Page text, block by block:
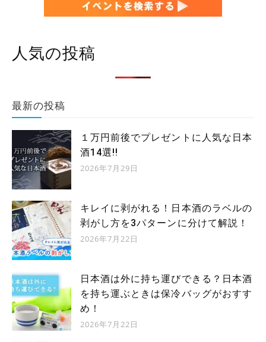
人気の投稿
最新の投稿
１万円前後でプレゼントに人気な日本
酒14選!!
2026年7月29日
キレイに剥がれる！日本酒のラベルの
剥がし方を3パターンに分けて解説！
2026年7月22日
日本酒は外に持ち運びできる？日本酒
を持ち運ぶときは保冷バッグがおすす
め！
2026年7月22日